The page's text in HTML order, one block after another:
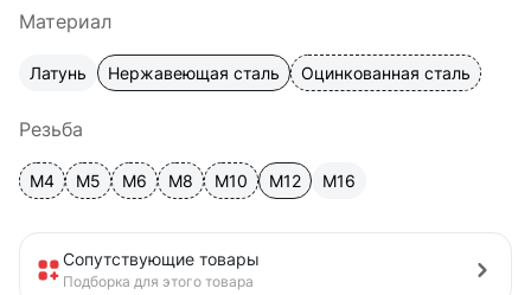
Материал
Латунь Нержавеющая сталь Оцинкованная сталь
Резьба
М4 М5 М6 М8 М10 М12 М16
Сопутствующие товары
Подборка для этого товара